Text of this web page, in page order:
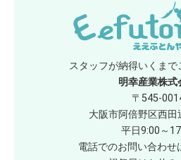
スタッフが納得いくまで
明幸産業株式
〒545-
大阪市阿倍野区西田
平日9:00～
電話でのお問い合わせ